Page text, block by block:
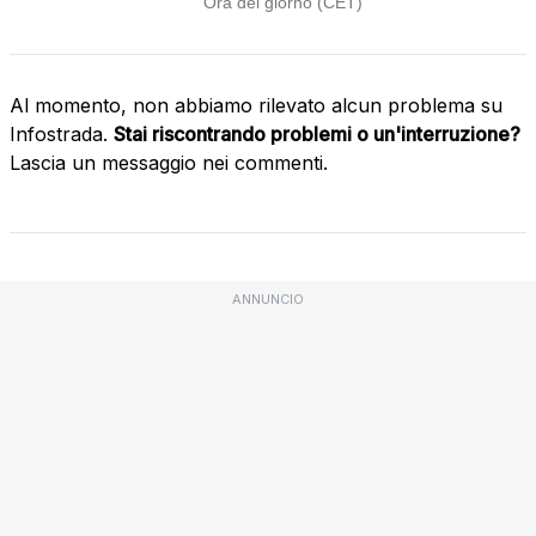
Al momento, non abbiamo rilevato alcun problema su
Infostrada. Stai riscontrando problemi o un'interruzione?
Lascia un messaggio nei commenti.
ANNUNCIO